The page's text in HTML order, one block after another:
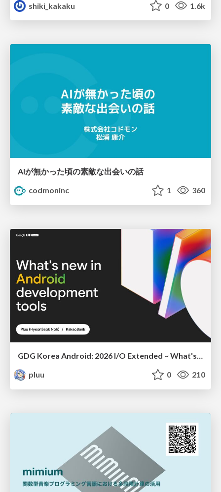
shiki_kakaku
0 1.6k
AIが無かった頃の素敵な出会いの話
codmoninc
1 360
GDG Korea Android: 2026 I/O Extended ~ What's new in Android development tools
pluu
0 210